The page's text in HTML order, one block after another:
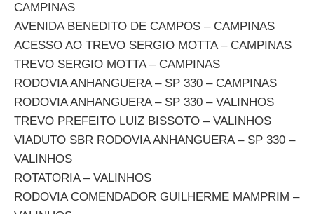
CAMPINAS
AVENIDA BENEDITO DE CAMPOS – CAMPINAS
ACESSO AO TREVO SERGIO MOTTA – CAMPINAS
TREVO SERGIO MOTTA – CAMPINAS
RODOVIA ANHANGUERA – SP 330 – CAMPINAS
RODOVIA ANHANGUERA – SP 330 – VALINHOS
TREVO PREFEITO LUIZ BISSOTO – VALINHOS
VIADUTO SBR RODOVIA ANHANGUERA – SP 330 –
VALINHOS
ROTATORIA – VALINHOS
RODOVIA COMENDADOR GUILHERME MAMPRIM –